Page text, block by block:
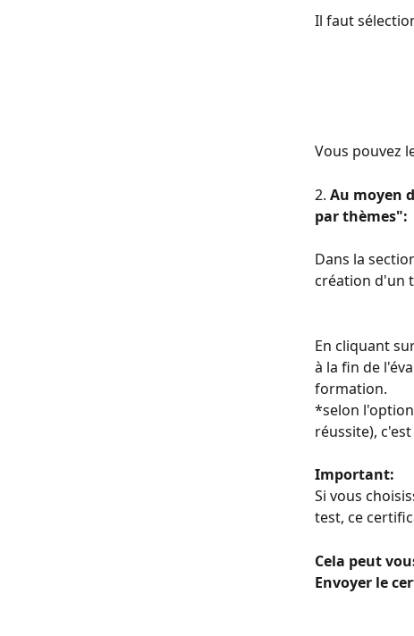
Il faut
Vous pouvez
2. Au moyen
par thèmes":
Dans la
création d'un
En cliquant
à la fin de
formation.
*selon
réussite),
Important:
Si vous
test, ce
Cela peut
Envoyer le